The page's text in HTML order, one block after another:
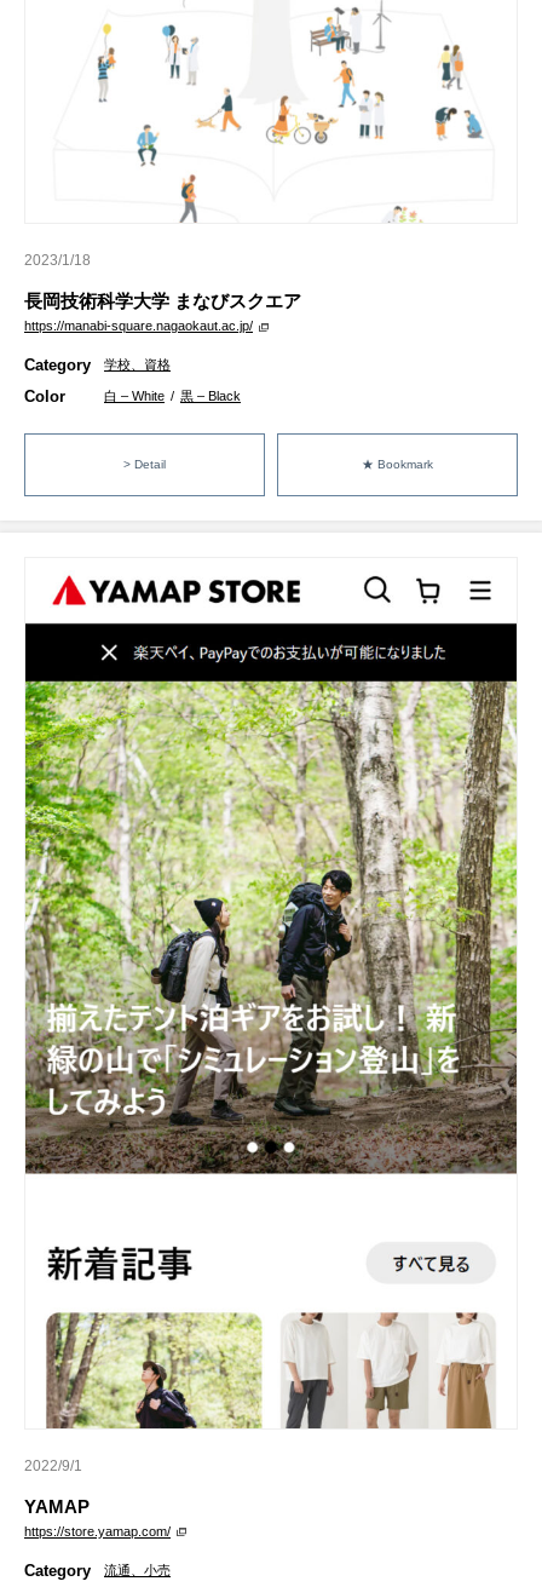
2023/1/18
長岡技術科学大学 まなびスクエア
https://manabi-square.nagaokaut.ac.jp/
Category 学校、資格
Color 白 – White / 黒 – Black
> Detail ★ Bookmark
2022/9/1
YAMAP
https://store.yamap.com/
Category 流通、小売